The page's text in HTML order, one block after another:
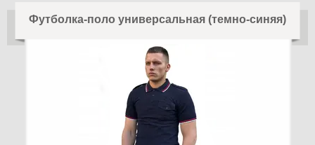
Футболка-поло универсальная (темно-синяя)